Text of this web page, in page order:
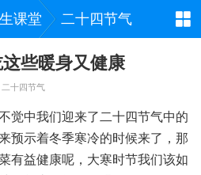
课堂 二十四节气
些暖身又健康
二十四节气
觉中我们迎来了二十四节气中的
预示着冬季寒冷的时候来了，那
有益健康呢，大寒时节我们该如